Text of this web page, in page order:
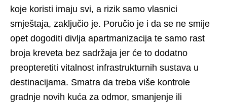
koje koristi imaju svi, a rizik samo vlasnici
smještaja, zaključio je. Poručio je i da se ne smije
opet dogoditi divlja apartmanizacija te samo rast
broja kreveta bez sadržaja jer će to dodatno
preopteretiti vitalnost infrastrukturnih sustava u
destinacijama. Smatra da treba više kontrole
gradnje novih kuća za odmor, smanjenje ili